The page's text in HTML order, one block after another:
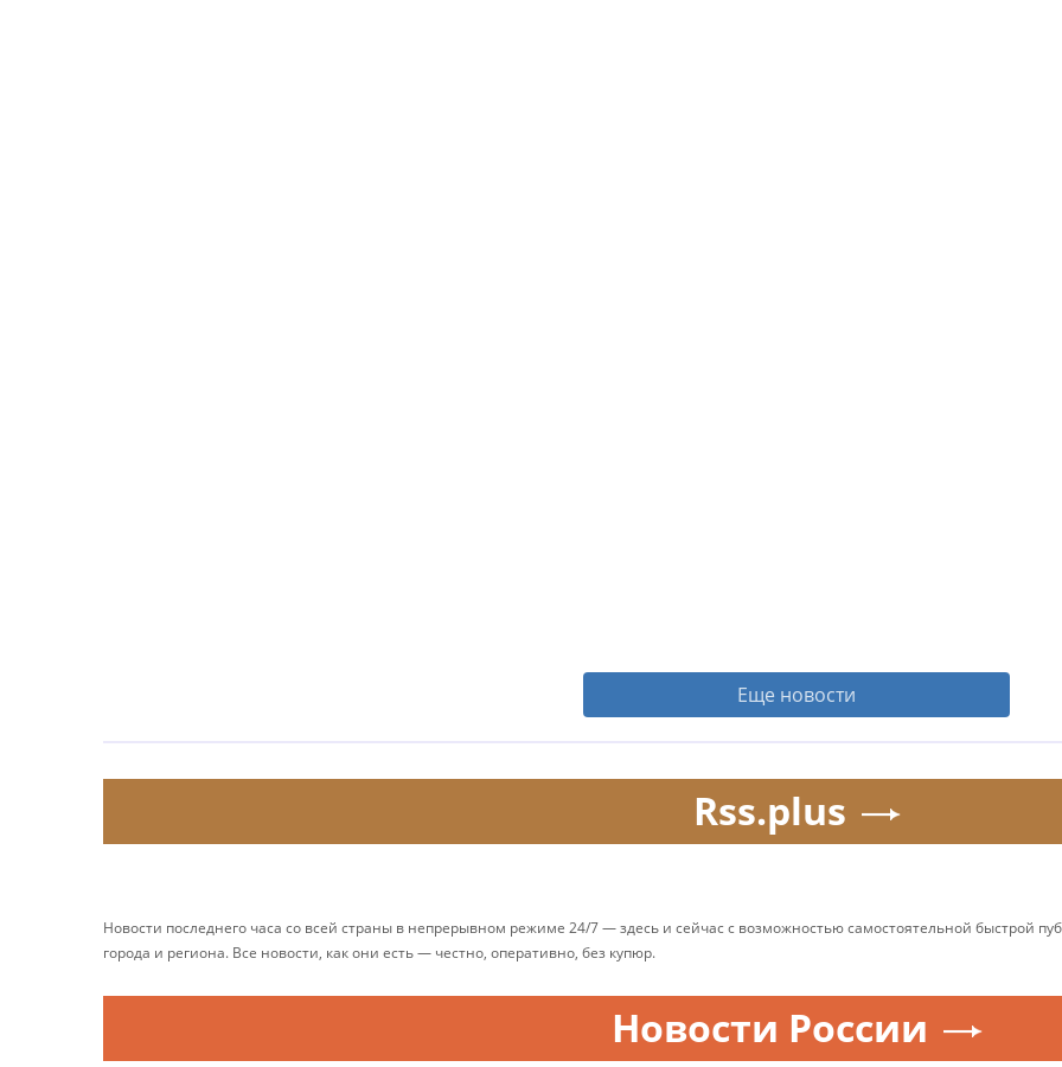
Еще новости
Rss.plus
Новости последнего часа со всей страны в непрерывном режиме 24/7 — здесь и сейчас с возможностью самостоятельной быстрой
города и региона. Все новости, как они есть — честно, оперативно, без купюр.
Новости России